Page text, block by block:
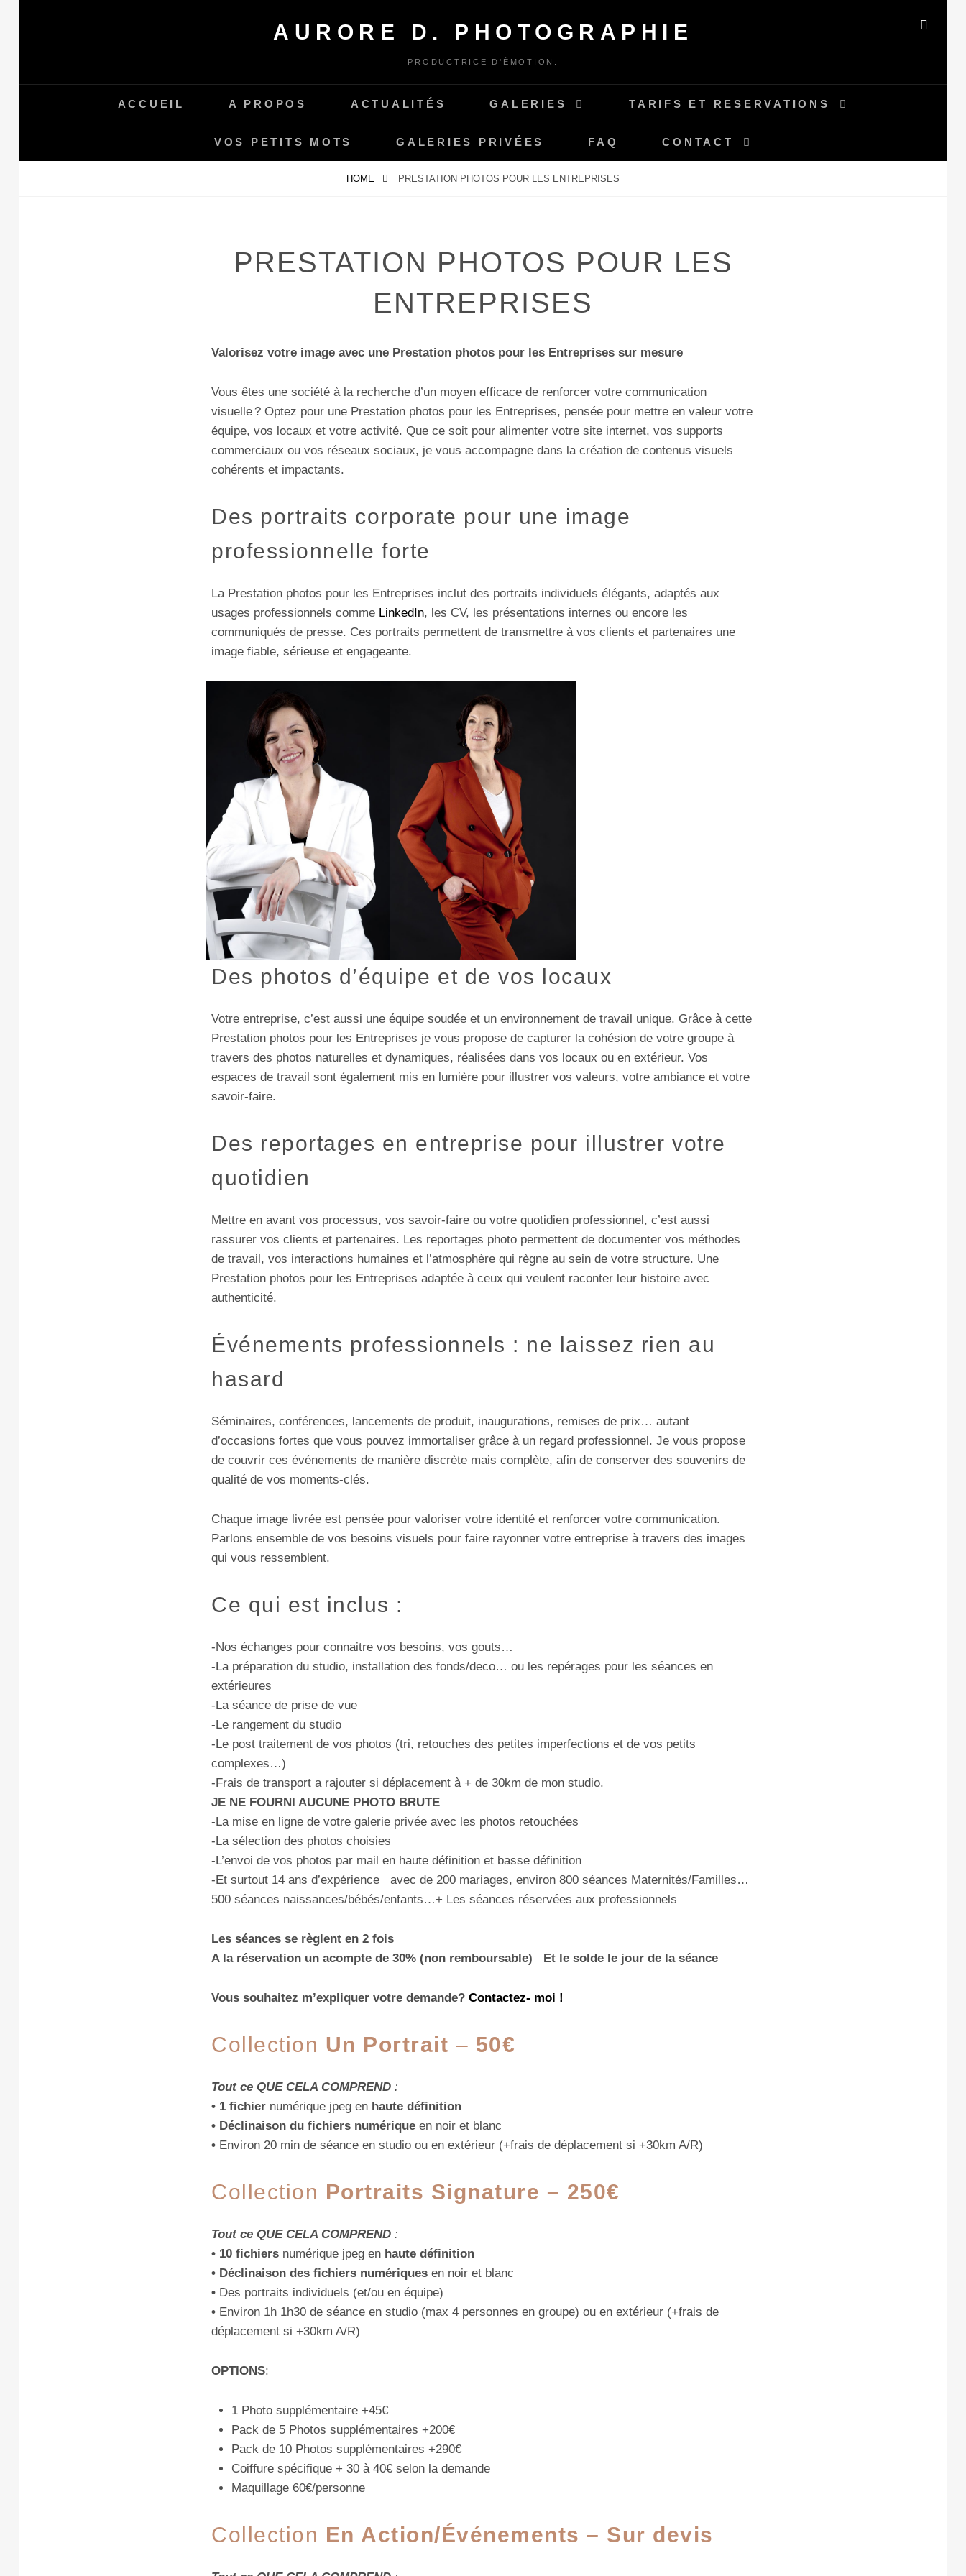
AURORE D. PHOTOGRAPHIE
PRODUCTRICE D'ÉMOTION.
ACCUEIL A PROPOS ACTUALITÉS GALERIES TARIFS ET RESERVATIONS
VOS PETITS MOTS GALERIES PRIVÉES FAQ CONTACT
HOME PRESTATION PHOTOS POUR LES ENTREPRISES
PRESTATION PHOTOS POUR LES
ENTREPRISES
Valorisez votre image avec une Prestation photos pour les Entreprises sur mesure
Vous êtes une société à la recherche d’un moyen efficace de renforcer votre communication
visuelle ? Optez pour une Prestation photos pour les Entreprises, pensée pour mettre en valeur votre
équipe, vos locaux et votre activité. Que ce soit pour alimenter votre site internet, vos supports
commerciaux ou vos réseaux sociaux, je vous accompagne dans la création de contenus visuels
cohérents et impactants.
Des portraits corporate pour une image
professionnelle forte
La Prestation photos pour les Entreprises inclut des portraits individuels élégants, adaptés aux
usages professionnels comme LinkedIn, les CV, les présentations internes ou encore les
communiqués de presse. Ces portraits permettent de transmettre à vos clients et partenaires une
image fiable, sérieuse et engageante.
Des photos d’équipe et de vos locaux
Votre entreprise, c’est aussi une équipe soudée et un environnement de travail unique. Grâce à cette
Prestation photos pour les Entreprises je vous propose de capturer la cohésion de votre groupe à
travers des photos naturelles et dynamiques, réalisées dans vos locaux ou en extérieur. Vos
espaces de travail sont également mis en lumière pour illustrer vos valeurs, votre ambiance et votre
savoir-faire.
Des reportages en entreprise pour illustrer votre
quotidien
Mettre en avant vos processus, vos savoir-faire ou votre quotidien professionnel, c’est aussi
rassurer vos clients et partenaires. Les reportages photo permettent de documenter vos méthodes
de travail, vos interactions humaines et l’atmosphère qui règne au sein de votre structure. Une
Prestation photos pour les Entreprises adaptée à ceux qui veulent raconter leur histoire avec
authenticité.
Événements professionnels : ne laissez rien au
hasard
Séminaires, conférences, lancements de produit, inaugurations, remises de prix… autant
d’occasions fortes que vous pouvez immortaliser grâce à un regard professionnel. Je vous propose
de couvrir ces événements de manière discrète mais complète, afin de conserver des souvenirs de
qualité de vos moments-clés.
Chaque image livrée est pensée pour valoriser votre identité et renforcer votre communication.
Parlons ensemble de vos besoins visuels pour faire rayonner votre entreprise à travers des images
qui vous ressemblent.
Ce qui est inclus :
-Nos échanges pour connaitre vos besoins, vos gouts…
-La préparation du studio, installation des fonds/deco… ou les repérages pour les séances en
extérieures
-La séance de prise de vue
-Le rangement du studio
-Le post traitement de vos photos (tri, retouches des petites imperfections et de vos petits
complexes…)
-Frais de transport a rajouter si déplacement à + de 30km de mon studio.
JE NE FOURNI AUCUNE PHOTO BRUTE
-La mise en ligne de votre galerie privée avec les photos retouchées
-La sélection des photos choisies
-L’envoi de vos photos par mail en haute définition et basse définition
-Et surtout 14 ans d’expérience avec de 200 mariages, environ 800 séances Maternités/Familles…
500 séances naissances/bébés/enfants…+ Les séances réservées aux professionnels
Les séances se règlent en 2 fois
A la réservation un acompte de 30% (non remboursable) Et le solde le jour de la séance
Vous souhaitez m’expliquer votre demande? Contactez- moi !
Collection Un Portrait – 50€
Tout ce QUE CELA COMPREND :
• 1 fichier numérique jpeg en haute définition
• Déclinaison du fichiers numérique en noir et blanc
• Environ 20 min de séance en studio ou en extérieur (+frais de déplacement si +30km A/R)
Collection Portraits Signature – 250€
Tout ce QUE CELA COMPREND :
• 10 fichiers numérique jpeg en haute définition
• Déclinaison des fichiers numériques en noir et blanc
• Des portraits individuels (et/ou en équipe)
• Environ 1h 1h30 de séance en studio (max 4 personnes en groupe) ou en extérieur (+frais de
déplacement si +30km A/R)
OPTIONS:
1 Photo supplémentaire +45€
Pack de 5 Photos supplémentaires +200€
Pack de 10 Photos supplémentaires +290€
Coiffure spécifique + 30 à 40€ selon la demande
Maquillage 60€/personne
Collection En Action/Événements – Sur devis